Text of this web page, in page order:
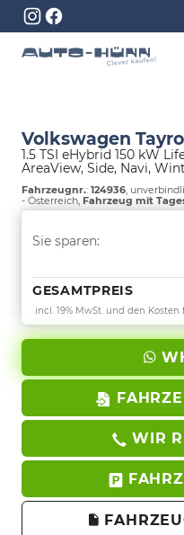
Volkswagen
1.5 TSI eHybrid 150 kW
AreaView, Side, Navi,
Fahrzeugnr.: 124936,
- Österreich, Fahrzeug mit
Sie sparen:
GESAMTPREIS
incl. 19% MwSt. und den
WIR